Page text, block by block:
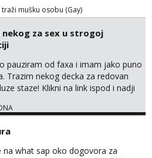
iskustvo mi je nebitno. Higijena i
su mi na prvom mjestu,
držim do izgleda, sportski sam
mušku osobu (Gay)
nekog za sex u strogoj
pauziram od faxa i imam jako puno
Trazim nekog decka za redovan
staze! Klikni na link ispod i nadji
na what sap oko dogovora za